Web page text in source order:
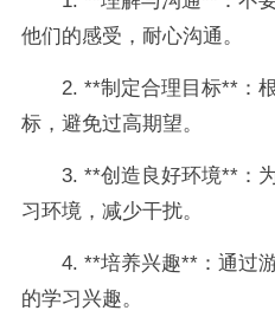
他们的感受，耐心沟通。
2. **制定合理目标**：
标，避免过高期望。
3. **创造良好环境**：
习环境，减少干扰。
4. **培养兴趣**：通过
的学习兴趣。